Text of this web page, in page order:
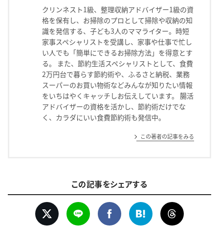
クリンネスト1級、整理収納アドバイザー1級の資
格を保有し、お掃除のプロとして掃除や収納の知
識を発信する、子ども3人のママライター。時短
家事スペシャリストを受講し、家事や仕事で忙し
い人でも「簡単にできるお掃除方法」を得意とす
る。 また、節約生活スペシャリストとして、食費
2万円台で暮らす節約術や、ふるさと納税、業務
スーパーのお買い物術などみんなが知りたい情報
をいちはやくキャッチしお伝えしています。 腸活
アドバイザーの資格を活かし、節約術だけでな
く、カラダにいい食費節約術も発信中。
この著者の記事をみる
この記事をシェアする